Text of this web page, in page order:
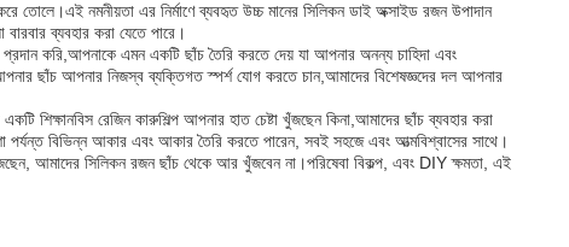
তোলে।এই নমনীয়তা এর নির্মাণে ব্যবহৃত উচ্চ মানের সিলিকন ডাই অক্সাইড রজন উপাদান
ব্যবহার করা যেতে পারে।
করি,আপনাকে এমন একটি ছাঁচ তৈরি করতে দেয় যা আপনার অনন্য চাহিদা এবং
ছাঁচ আপনার নিজস্ব ব্যক্তিগত স্পর্শ যোগ করতে চান,আমাদের বিশেষজ্ঞদের দল আপনার
শিক্ষানবিস রেজিন কারুশিল্প আপনার হাত চেষ্টা খুঁজছেন কিনা,আমাদের ছাঁচ ব্যবহার করা
বিভিন্ন আকার এবং আকার তৈরি করতে পারেন, সবই সহজে এবং আত্মবিশ্বাসের সাথে।
আমাদের সিলিকন রজন ছাঁচ থেকে আর খুঁজবেন না।পরিষেবা বিকল্প, এবং DIY ক্ষমতা, এই